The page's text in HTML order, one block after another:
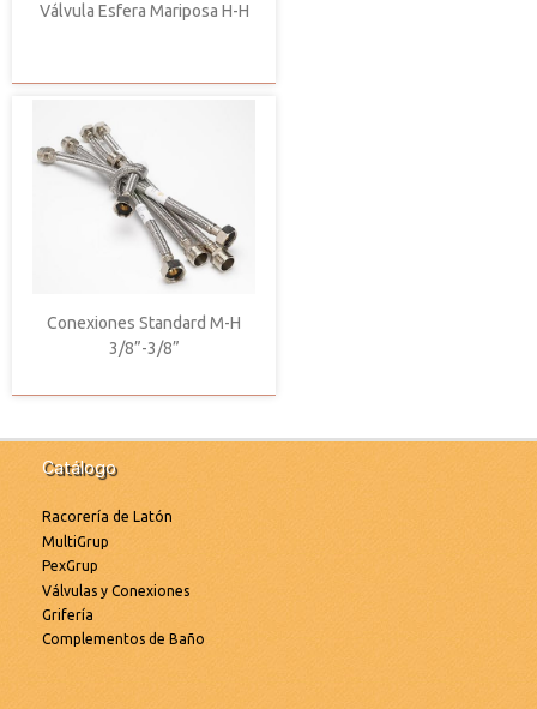
Válvula Esfera Mariposa H-H
Conexiones Standard M-H
3/8”-3/8”
Catálogo
Racorería de Latón
MultiGrup
PexGrup
Válvulas y Conexiones
Grifería
Complementos de Baño